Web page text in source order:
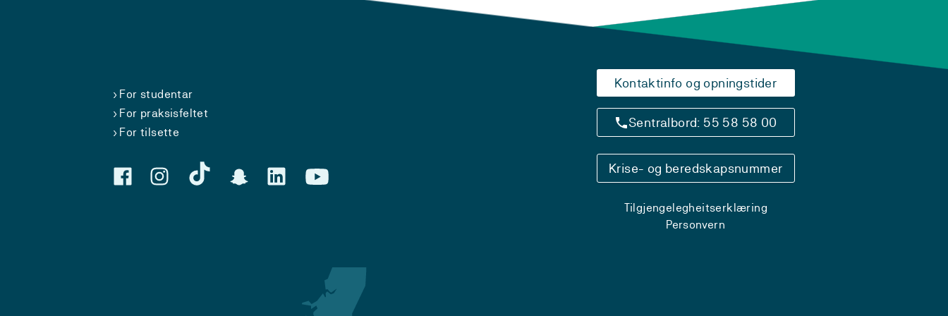
For studentar
For praksisfeltet
For tilsette
Kontaktinfo og opningstider
Sentralbord: 55 58 58 00
Krise- og beredskapsnummer
Tilgjengelegheitserklæring
Personvern